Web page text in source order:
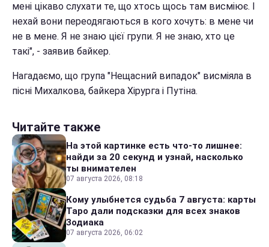
мені цікаво слухати те, що хтось щось там висміює. І
нехай вони переодягаються в кого хочуть: в мене чи
не в мене. Я не знаю цієї групи. Я не знаю, хто це
такі", - заявив байкер.
Нагадаємо, що група "Нещасний випадок" висміяла в
пісні Михалкова, байкера Хірурга і Путіна.
Читайте также
На этой картинке есть что-то лишнее:
найди за 20 секунд и узнай, насколько
ты внимателен
07 августа 2026, 08:18
Кому улыбнется судьба 7 августа: карты
Таро дали подсказки для всех знаков
Зодиака
07 августа 2026, 06:02